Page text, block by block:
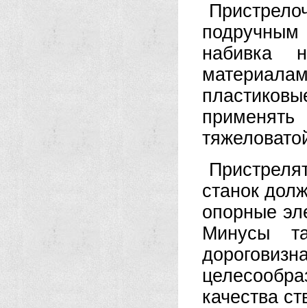
набивка
станок
опорные
Минусы
качества